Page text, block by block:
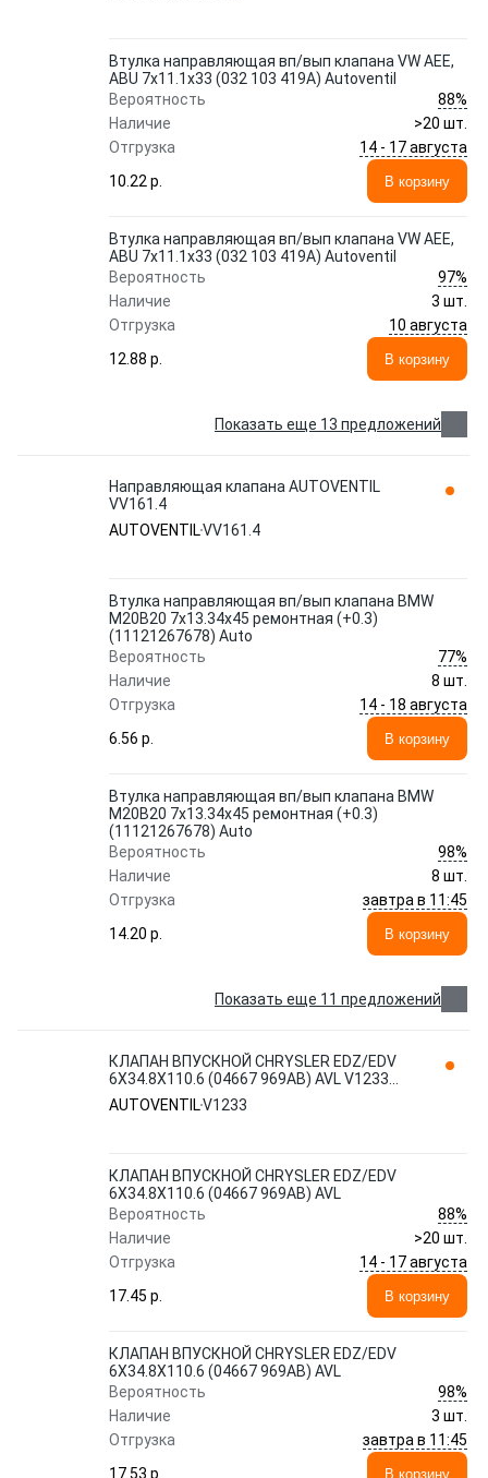
Втулка направляющая вп/вып клапана VW AEE,
ABU 7x11.1x33 (032 103 419A) Autoventil
Вероятность
88%
Наличие
>20 шт.
Отгрузка
14 - 17 августа
10.22 p.
В корзину
Втулка направляющая вп/вып клапана VW AEE,
ABU 7x11.1x33 (032 103 419A) Autoventil
Вероятность
97%
Наличие
3 шт.
Отгрузка
10 августа
12.88 p.
В корзину
Показать еще 13 предложений
Направляющая клапана AUTOVENTIL
VV161.4
AUTOVENTILVV161.4
Втулка направляющая вп/вып клапана BMW
M20B20 7x13.34x45 ремонтная (+0.3)
(11121267678) Auto
Вероятность
77%
Наличие
8 шт.
Отгрузка
14 - 18 августа
6.56 p.
В корзину
Втулка направляющая вп/вып клапана BMW
M20B20 7x13.34x45 ремонтная (+0.3)
(11121267678) Auto
Вероятность
98%
Наличие
8 шт.
Отгрузка
завтра в 11:45
14.20 p.
В корзину
Показать еще 11 предложений
КЛАПАН ВПУСКНОЙ CHRYSLER EDZ/EDV
6X34.8X110.6 (04667 969AB) AVL V1233
AUTOVENTIL
AUTOVENTILV1233
КЛАПАН ВПУСКНОЙ CHRYSLER EDZ/EDV
6X34.8X110.6 (04667 969AB) AVL
Вероятность
88%
Наличие
>20 шт.
Отгрузка
14 - 17 августа
17.45 p.
В корзину
КЛАПАН ВПУСКНОЙ CHRYSLER EDZ/EDV
6X34.8X110.6 (04667 969AB) AVL
Вероятность
98%
Наличие
3 шт.
Отгрузка
завтра в 11:45
17.53 p.
В корзину